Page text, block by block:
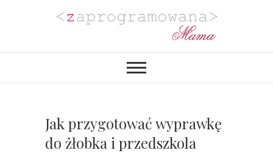
Zaprogramowana
Mama
ORGANIZACJI I REALIZACJI
WYJĄTKOWYCH WESEL.
Jak przygotować wyprawkę
do żłobka i przedszkola